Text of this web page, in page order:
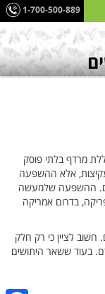
1-700-500-889
מרדף בלתי פוסק
אלא ההשפעה
ההשפעה שלמעשה
בדרום אמריקה
לציין כי רק חלק
בעוד ששאר היתושים